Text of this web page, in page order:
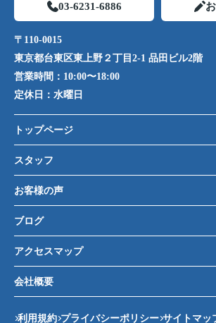
03-6231-6886
〒110-0015
東京都台東区東上野２丁目2-1 品田ビル2階
営業時間： 10:00〜18:00
定休日： 水曜日
トップページ
スタッフ
お客様の声
ブログ
アクセスマップ
会社概要
利用規約 プライバシーポリシー サイトマッ